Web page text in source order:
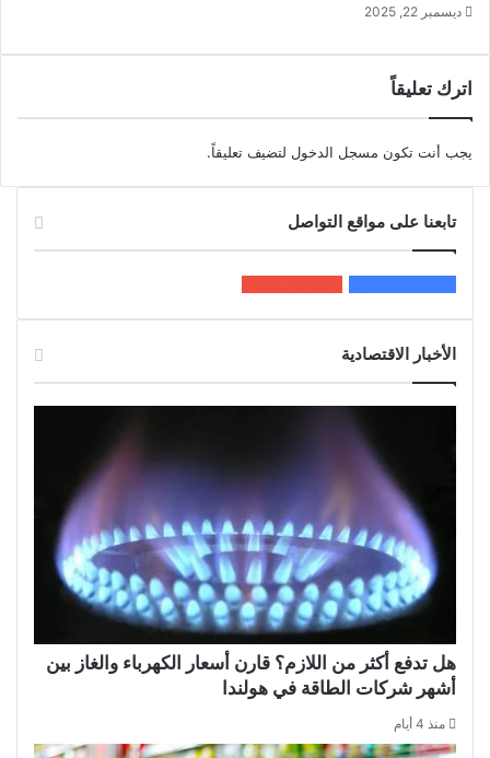
ديسمبر 22, 2025
اترك تعليقاً
يجب أنت تكون مسجل الدخول لتضيف تعليقاً.
تابعنا على مواقع التواصل
الأخبار الاقتصادية
هل تدفع أكثر من اللازم؟ قارن أسعار الكهرباء والغاز بين
أشهر شركات الطاقة في هولندا
منذ 4 أيام